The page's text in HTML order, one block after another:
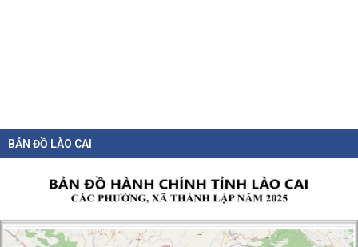
học 2026 - 2027
06-08-2026
Thủ tướng Chính phủ vừa ban hành Chỉ thị số 31/CT-TTg ngày 5/8/2026 về
BẢN ĐỒ LÀO CAI